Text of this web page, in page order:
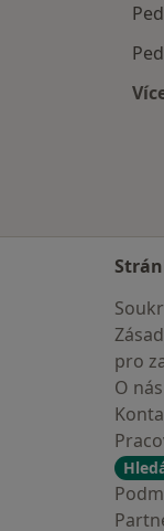
pro
O nás